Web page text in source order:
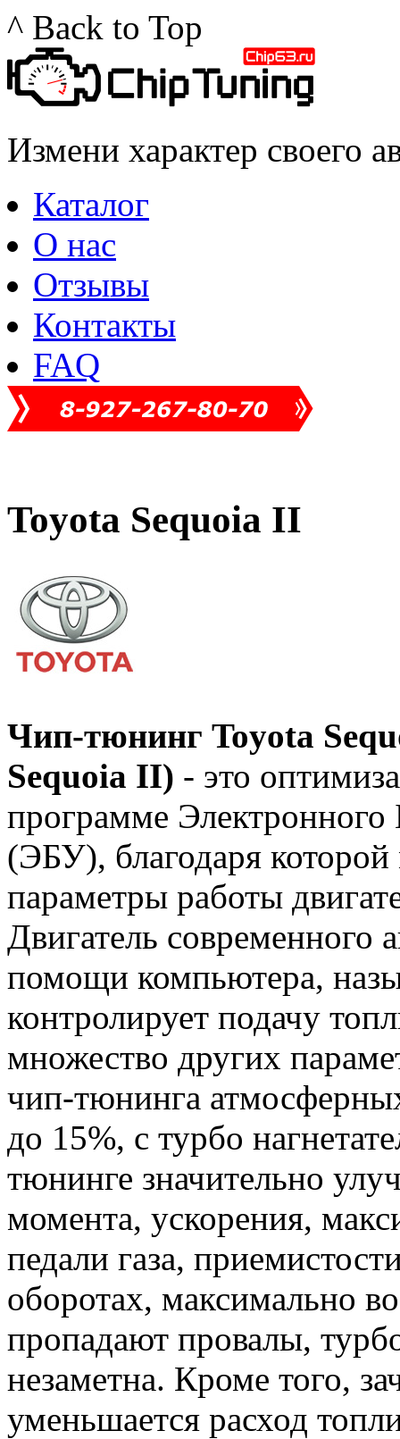
^ Back to Top
Измени характер своего
Каталог
О нас
Отзывы
Контакты
FAQ
Toyota Sequoia II
Чип-тюнинг Toyota
Sequoia II) - это
программе Электронного
(ЭБУ), благодаря
параметры работы
Двигатель современного
помощи компьютера,
контролирует подачу
множество других
чип-тюнинга
до 15%, с турбо
тюнинге значительно
момента, ускорения,
педали газа,
оборотах, максимально
пропадают провалы,
незаметна. Кроме того,
уменьшается расход